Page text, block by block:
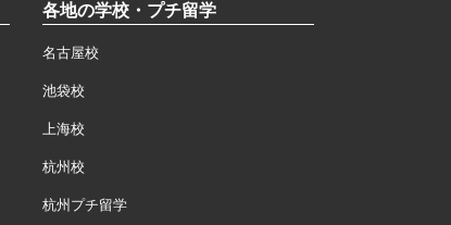
各地の学校・プチ留学
名古屋校
池袋校
上海校
杭州校
杭州プチ留学